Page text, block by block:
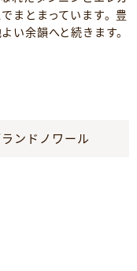
まとまっています。豊
い余韻へと続きます。
ンドノワール